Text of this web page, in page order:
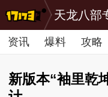
天龙八部
资讯 爆料 攻略
新版本“袖里乾